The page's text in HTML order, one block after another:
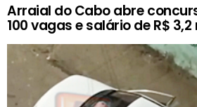
Arraial do Cabo abre
100 vagas e salário de R$ 3,2